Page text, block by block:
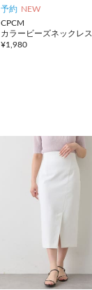
予約 NEW
CPCM
カラービーズネックレス
¥1,980